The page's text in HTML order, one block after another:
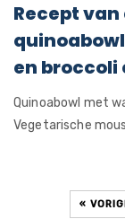
Recept
en
Quinoabowl met
Vegetarische
«